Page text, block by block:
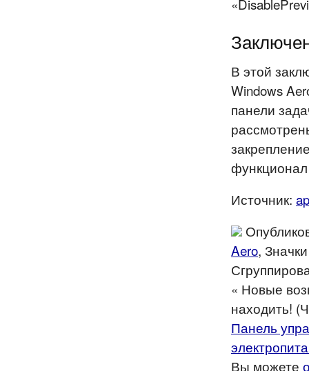
В этой
Windows
панели
функционал
Источник:
Aero,
« Новые
находить!
Панель
Вы можете